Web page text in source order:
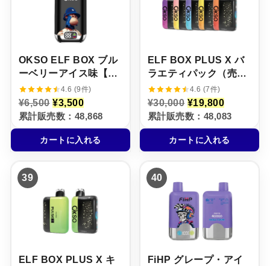
た
。
。
で
し
た
0
で
す
OKSO ELF BOX ブル
ーベリーアイス味【ニ
コパフ】5%4.6 (9件)
¥6,500 元
の
価
格
は
¥
0
0
で
し
。
¥3,500現
在
の
価
格
は
5
0
0
で
す
。
累計販売数：48,868
カートに入れる
ELF BOX PLUS X バ
ラエティパック（売れ
筋TOP5 / 5本セット）
4.6 (7件)
¥30,000 元
の
価
格
は
¥
0
0
0
で
し
た
¥19,800現
在
の
価
格
は
,
8
0
で
す
累計販売数：48,083
カートに入れる
39
ELF BOX PLUS X キ
40
FiHP グレープ・アイ